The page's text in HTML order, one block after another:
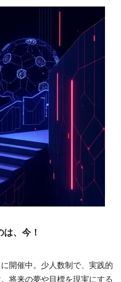
、今！
開催中。少人数制で、実践的
将来の夢や目標を現実にする